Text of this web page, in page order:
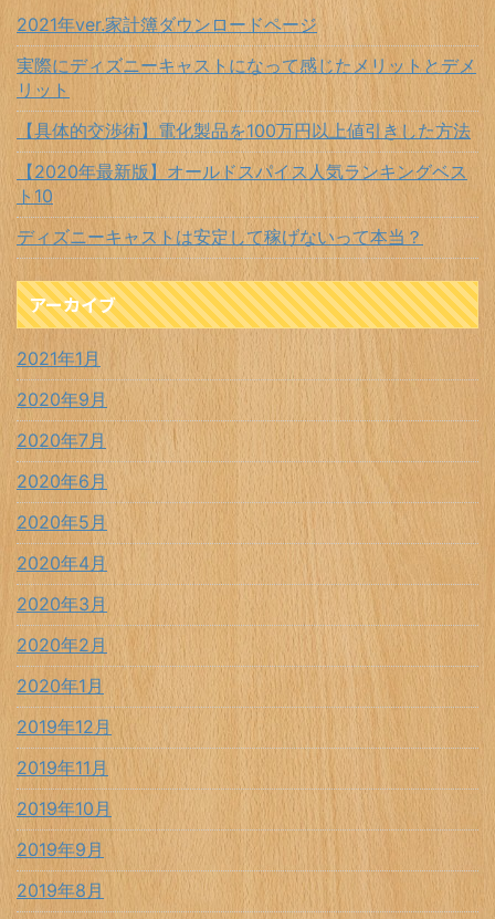
2021年ver.家計簿ダウンロードページ
実際にディズニーキャストになって感じたメリットとデメ
リット
【具体的交渉術】電化製品を100万円以上値引きした方法
【2020年最新版】オールドスパイス人気ランキングベス
ト10
ディズニーキャストは安定して稼げないって本当？
アーカイブ
2021年1月
2020年9月
2020年7月
2020年6月
2020年5月
2020年4月
2020年3月
2020年2月
2020年1月
2019年12月
2019年11月
2019年10月
2019年9月
2019年8月